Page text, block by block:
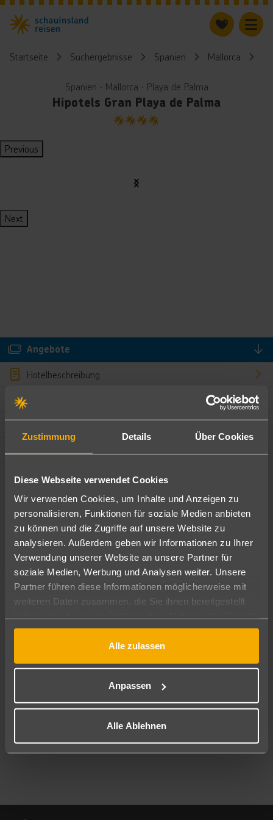
Zustimmung Details Über Cookies
Diese Webseite verwendet Cookies
Wir verwenden Cookies, um Inhalte und Anzeigen zu
personalisieren, Funktionen für soziale Medien anbieten
zu können und die Zugriffe auf unsere Website zu
analysieren. Außerdem geben wir Informationen zu Ihrer
Verwendung unserer Website an unsere Partner für
soziale Medien, Werbung und Analysen weiter. Unsere
Partner führen diese Informationen möglicherweise mit
weiteren Daten zusammen, die Sie ihnen bereitgestellt
gesammelt haben.
Alle zulassen
Anpassen
Alle Ablehnen
Startseite Suchergebnisse Spanien Mallorca
Spanien ∙ Mallorca ∙ Playa de Palma
Hipotels Gran Playa de Palma
4
Previous
Next
Angebote
Hotelbeschreibung
Bewertungen
Ändere die Kriterien nach deinen Wünschen
Pauschal Nur Hotel
Abflughafen
Alle Abflughäfen
11.08.26–09.08.27 7-21 Nächte
Mehr Filter anzeigen